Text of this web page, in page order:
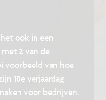
ook in een
2 van de
voorbeeld van hoe
10e verjaardag
voor bedrijven.